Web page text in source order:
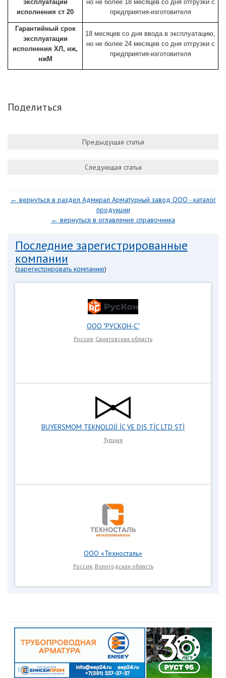
эксплуатации
исполнения ст 20
но не более 18 месяцев со дня отгрузки с
предприятия-изготовителя
Гарантийный срок
эксплуатации
исполнения ХЛ, нж,
нжМ
18 месяцев со дня ввода в эксплуатацию,
но не более 24 месяцев со дня отгрузки с
предприятия-изготовителя
Поделиться
Предыдущая статья
Следующая статья
← вернуться в раздел Адмирал Арматурный завод ООО - каталог
продукции
← вернуться в оглавление справочника
Последние зарегистрированные
компании
(зарегистрировать компанию)
ООО "РУСКОН-С"
Россия, Саратовская область
BUYERSMOM TEKNOLOJİ İÇ VE DIŞ TİC LTD ŞTİ
Турция
ООО «Техносталь»
Россия, Вологодская область